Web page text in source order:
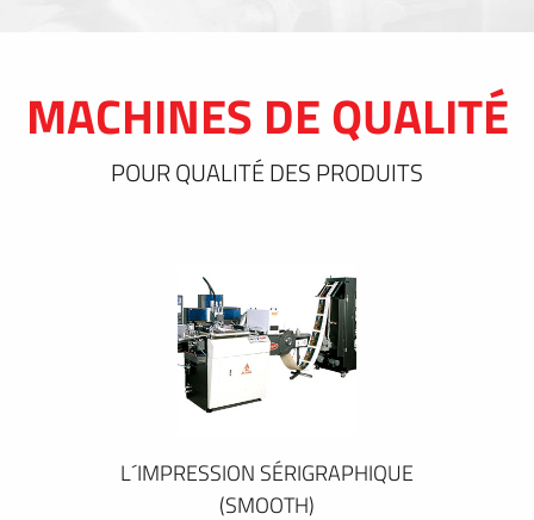
MACHINES DE QUALITÉ
POUR QUALITÉ DES PRODUITS
L´IMPRESSION SÉRIGRAPHIQUE
(SMOOTH)